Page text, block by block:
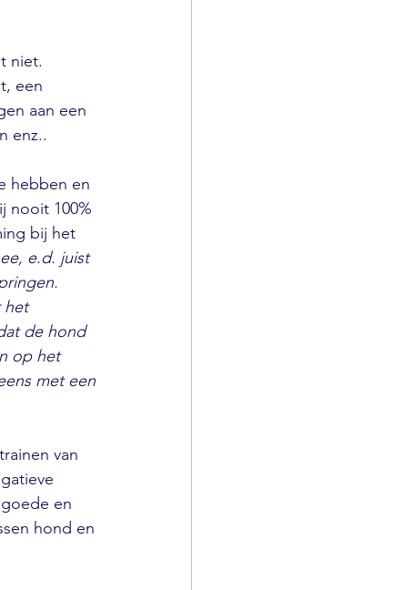
niet.
een
aan een
enz..
hebben en
nooit 100%
bij het
e.d. juist
het
de hond
op het
met een
van
en
hond en